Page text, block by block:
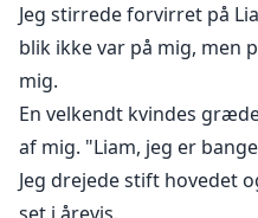
Jeg stirrede forvirret på
blik ikke var på mig, men
mig.
En velkendt kvindes
af mig. "Liam, jeg er
Jeg drejede stift hovedet